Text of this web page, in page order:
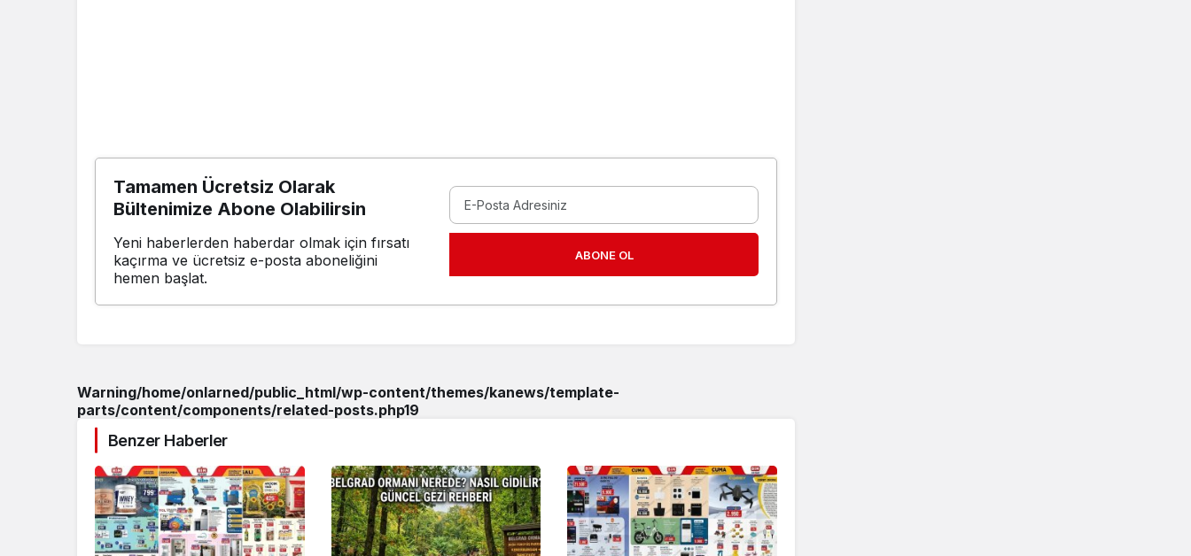
Tamamen Ücretsiz Olarak
Bültenimize Abone Olabilirsin
Yeni haberlerden haberdar olmak için fırsatı
kaçırma ve ücretsiz e-posta aboneliğini
hemen başlat.
ABONE OL
Warning/home/onlarned/public_html/wp-content/themes/kanews/template-
parts/content/components/related-posts.php19
Benzer Haberler